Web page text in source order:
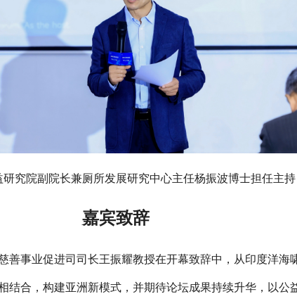
研究院副院长兼厕所发展研究中心主任杨振波博士担任主持
嘉宾致辞
事业促进司司长王振耀教授在开幕致辞中，从印度洋海
合，构建亚洲新模式，并期待论坛成果持续升华，以公